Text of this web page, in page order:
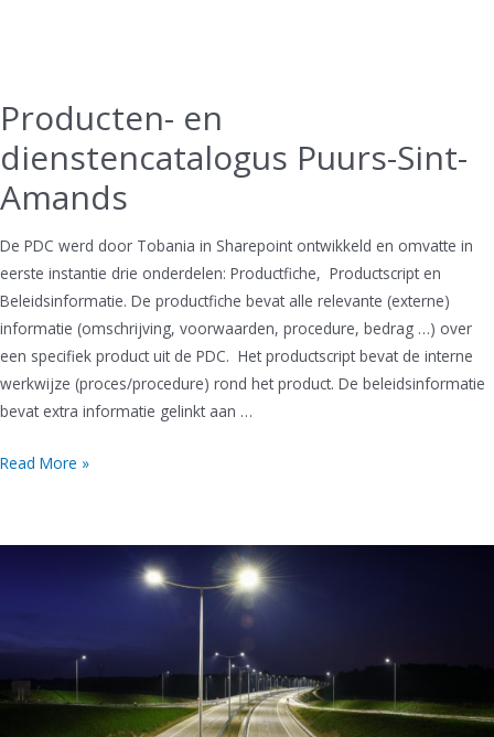
a
Service
Producten- en
dienstencatalogus Puurs-Sint-
Amands
De PDC werd door Tobania in Sharepoint ontwikkeld en omvatte in
eerste instantie drie onderdelen: Productfiche, Productscript en
Beleidsinformatie. De productfiche bevat alle relevante (externe)
informatie (omschrijving, voorwaarden, procedure, bedrag …) over
een specifiek product uit de PDC. Het productscript bevat de interne
werkwijze (proces/procedure) rond het product. De beleidsinformatie
bevat extra informatie gelinkt aan …
Producten-
Puurs-
Read More »